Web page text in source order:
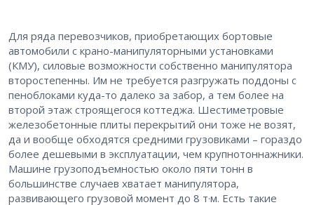
Для ряда перевозчиков, приобретающих бортовые
автомобили с крано-манипуляторными установками
(КМУ), силовые возможности собственно манипулятора
второстепенны. Им не требуется разгружать поддоны с
пеноблоками куда-то далеко за забор, а тем более на
второй этаж строящегося коттеджа. Шестиметровые
железобетонные плиты перекрытий они тоже не возят,
да и вообще обходятся средними грузовиками – гораздо
более дешевыми в эксплуатации, чем крупнотоннажники.
Машине грузоподъемностью около пяти тонн в
большинстве случаев хватает манипулятора,
развивающего грузовой момент до 8 т·м. Есть такие